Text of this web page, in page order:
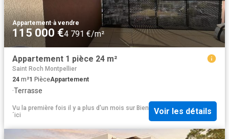
Appartement·à vendre
115 000 €4 791 €/m²
Appartement 1 pièce 24 m²
Saint Roch Montpellier
24 m²1 PièceAppartement
·Terrasse
Vu la première fois il y a plus d'un mois sur Bien
´ici
Voir les détails